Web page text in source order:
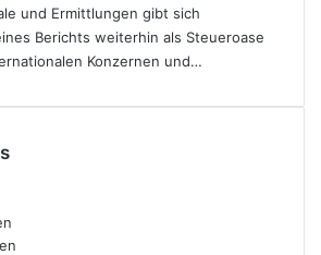
und Ermittlungen gibt sich
Berichts weiterhin als Steueroase
Konzernen und…